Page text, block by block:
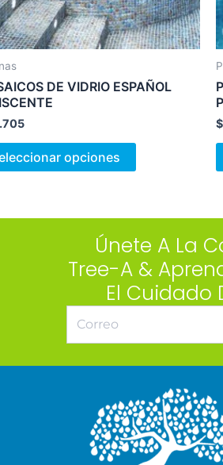
DE VIDRIO ESPAÑOL
opciones
elegir
en
página
$
Únete A La
Tree-A &
El Cuidado